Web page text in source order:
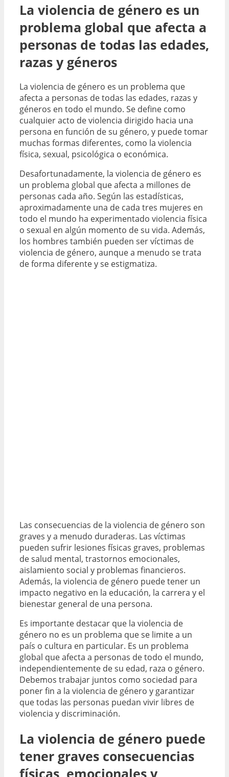
La violencia de género es un
problema global que afecta a
personas de todas las edades,
razas y géneros
La violencia de género es un problema que
afecta a personas de todas las edades, razas y
géneros en todo el mundo. Se define como
cualquier acto de violencia dirigido hacia una
persona en función de su género, y puede tomar
muchas formas diferentes, como la violencia
física, sexual, psicológica o económica.
Desafortunadamente, la violencia de género es
un problema global que afecta a millones de
personas cada año. Según las estadísticas,
aproximadamente una de cada tres mujeres en
todo el mundo ha experimentado violencia física
o sexual en algún momento de su vida. Además,
los hombres también pueden ser víctimas de
violencia de género, aunque a menudo se trata
de forma diferente y se estigmatiza.
Las consecuencias de la violencia de género son
graves y a menudo duraderas. Las víctimas
pueden sufrir lesiones físicas graves, problemas
de salud mental, trastornos emocionales,
aislamiento social y problemas financieros.
Además, la violencia de género puede tener un
impacto negativo en la educación, la carrera y el
bienestar general de una persona.
Es importante destacar que la violencia de
género no es un problema que se limite a un
país o cultura en particular. Es un problema
global que afecta a personas de todo el mundo,
independientemente de su edad, raza o género.
Debemos trabajar juntos como sociedad para
poner fin a la violencia de género y garantizar
que todas las personas puedan vivir libres de
violencia y discriminación.
La violencia de género puede
tener graves consecuencias
físicas, emocionales y